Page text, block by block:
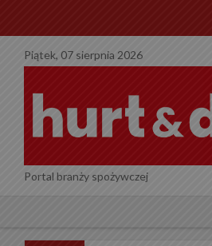
Piątek, 07 sierpnia 2026
Portal branży spożywczej